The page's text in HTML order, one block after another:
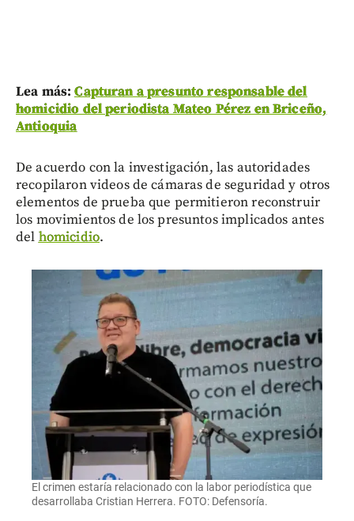
Lea más:Capturan a presunto responsable del
homicidio del periodista Mateo Pérez en Briceño,
Antioquia
De acuerdo con la investigación, las autoridades
recopilaron videos de cámaras de seguridad y otros
elementos de prueba que permitieron reconstruir
los movimientos de los presuntos implicados antes
del homicidio.
El crimen estaría relacionado con la labor periodística que
desarrollaba Cristian Herrera. FOTO: Defensoría.